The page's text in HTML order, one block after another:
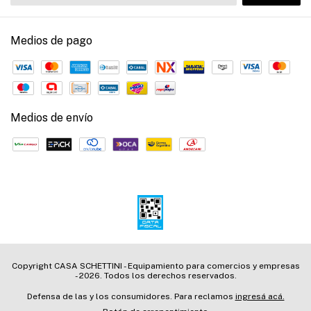
Medios de pago
Medios de envío
Copyright CASA SCHETTINI - Equipamiento para comercios y empresas
- 2026. Todos los derechos reservados.
Defensa de las y los consumidores. Para reclamos ingresá acá.